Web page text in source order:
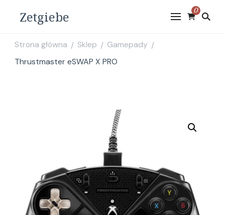
Zetgiebe 0
Strona główna / Sklep / Gamepady /
Thrustmaster eSWAP X PRO